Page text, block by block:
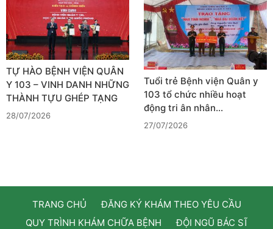
TỰ HÀO BỆNH VIỆN QUÂN
Y 103 – VINH DANH NHỮNG
THÀNH TỰU GHÉP TẠNG
28/07/2026
Tuổi trẻ Bệnh viện Quân y
103 tổ chức nhiều hoạt
động tri ân nhân…
27/07/2026
TRANG CHỦ
ĐĂNG KÝ KHÁM THEO YÊU CẦU
QUY TRÌNH KHÁM CHỮA BỆNH
ĐỘI NGŨ BÁC SĨ